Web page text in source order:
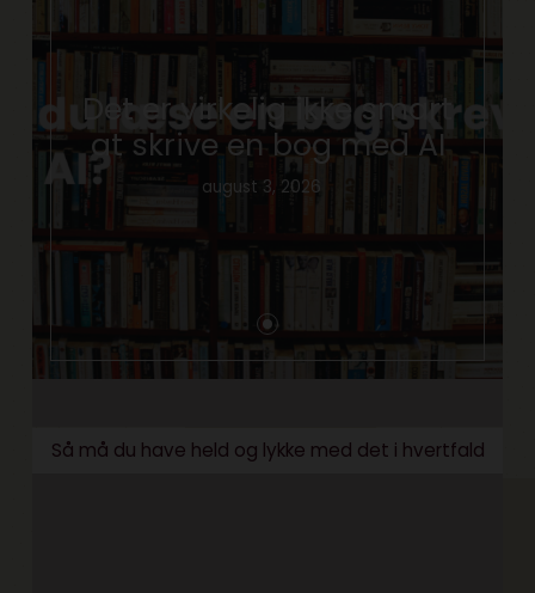
Det er virkelig ikke smart
at skrive en bog med AI
august 3, 2026
Så må du have held og lykke med det i hvertfald